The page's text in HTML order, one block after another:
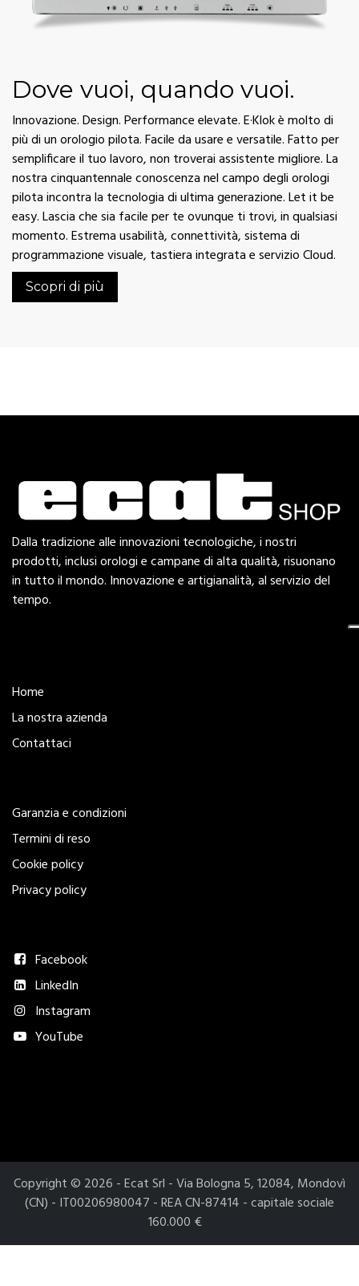
Dove vuoi, quando vuoi.
Innovazione. Design. Performance elevate. E·Klok è molto di
più di un orologio pilota. Facile da usare e versatile. Fatto per
semplificare il tuo lavoro, non troverai assistente migliore. La
nostra cinquantennale conoscenza nel campo degli orologi
pilota incontra la tecnologia di ultima generazione. Let it be
easy. Lascia che sia facile per te ovunque ti trovi, in qualsiasi
momento. Estrema usabilità, connettività, sistema di
programmazione visuale, tastiera integrata e servizio Cloud.
Scopri di più
Dalla tradizione alle innovazioni tecnologiche, i nostri
prodotti, inclusi orologi e campane di alta qualità, risuonano
in tutto il mondo. Innovazione e artigianalità, al servizio del
tempo.
Home
La nostra azienda
Contattaci
Garanzia e condizioni
Termini di reso
Cookie policy
Privacy policy
Facebook
LinkedIn
Instagram
YouTube
Copyright © 2026 - Ecat Srl - Via Bologna 5, 12084, Mondovì
(CN) - IT00206980047 - REA CN-87414 - capitale sociale
160.000 €